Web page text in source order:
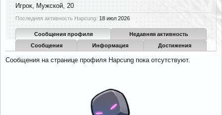
Игрок, Мужской, 20
Последняя активность Hapcung: 18 июл 2026
Сообщения профиля
Недавняя активность
Сообщения
Информация Достижения
Сообщения на странице профиля Hapcung пока отсутствуют.